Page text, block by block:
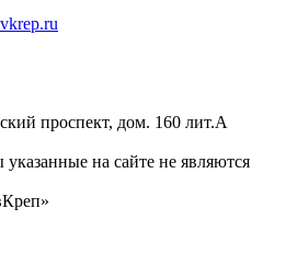
проспект, дом. 160 лит.А
на сайте не являются